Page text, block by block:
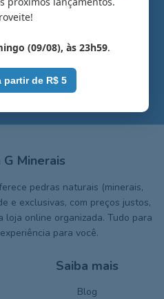
Minerais
pedras naturais (minerais,
e exclusivas, com preços justos,
loja online organizada. Tudo para
para você.
Saiba mais
Blog
(09/08), às 23h59.
partir de R$ 5